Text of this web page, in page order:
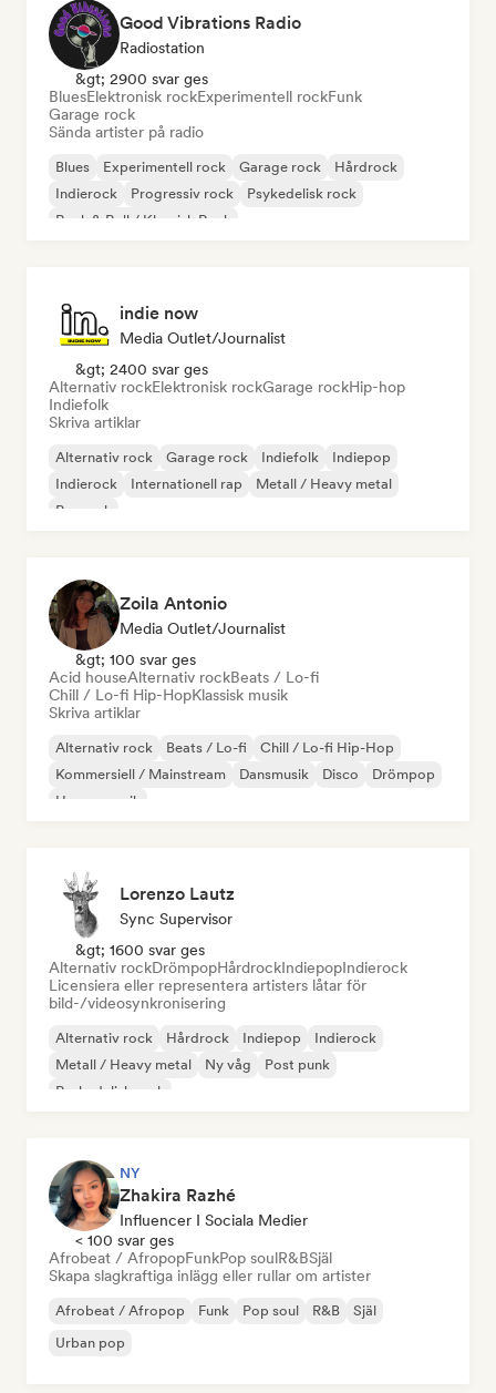
Good Vibrations Radio
Radiostation
&gt; 2900 svar ges
BluesElektronisk rockExperimentell rockFunk
Garage rock
Sända artister på radio
Blues Experimentell rock Garage rock
Hårdrock
Indierock
Progressiv rock
Psykedelisk rock
Rock & Roll / Klassisk Rock
indie now
Media Outlet/Journalist
&gt; 2400 svar ges
Alternativ rockElektronisk rockGarage rockHip-hop
Indiefolk
Skriva artiklar
Alternativ rock Garage rock Indiefolk
Indiepop
Indierock
Internationell rap
Metall / Heavy metal
Poprock
Zoila Antonio
Media Outlet/Journalist
&gt; 100 svar ges
Acid houseAlternativ rockBeats / Lo-fi
Chill / Lo-fi Hip-HopKlassisk musik
Skriva artiklar
Alternativ rock Beats / Lo-fi
Chill / Lo-fi Hip-Hop
Kommersiell / Mainstream
Dansmusik Disco
Drömpop
House-musik
Lorenzo Lautz
Sync Supervisor
&gt; 1600 svar ges
Alternativ rockDrömpopHårdrockIndiepopIndierock
Licensiera eller representera artisters låtar för
bild-/videosynkronisering
Alternativ rock Hårdrock Indiepop
Indierock
Metall / Heavy metal
Ny våg
Post punk
Psykedelisk rock
NY
Zhakira Razhé
Influencer I Sociala Medier
< 100 svar ges
Afrobeat / AfropopFunkPop soulR&BSjäl
Skapa slagkraftiga inlägg eller rullar om artister
Afrobeat / Afropop Funk Pop soul R&B
Själ
Urban pop